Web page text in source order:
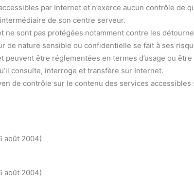
par Internet et n’exerce aucun contrôle de
de son centre serveur.
ne sont pas protégées notamment contre les
de nature sensible ou confidentielle se fait à ses
peuvent être réglementées en termes d’usage ou
consulte, interroge et transfère sur Internet.
de contrôle sur le contenu des services
août 2004)
août 2004)